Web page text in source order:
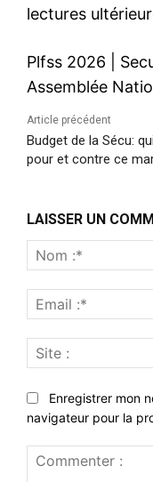
lectures
Plfss 2026
Assemblée
Article précédent
Budget de la Sécu:
pour et contre ce
LAISSER UN
Enregistrer mon
navigateur pour la